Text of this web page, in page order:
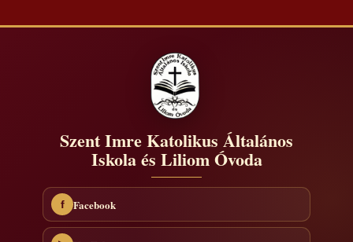
Szent Imre Katolikus Általános
Iskola és Liliom Óvoda
f Facebook